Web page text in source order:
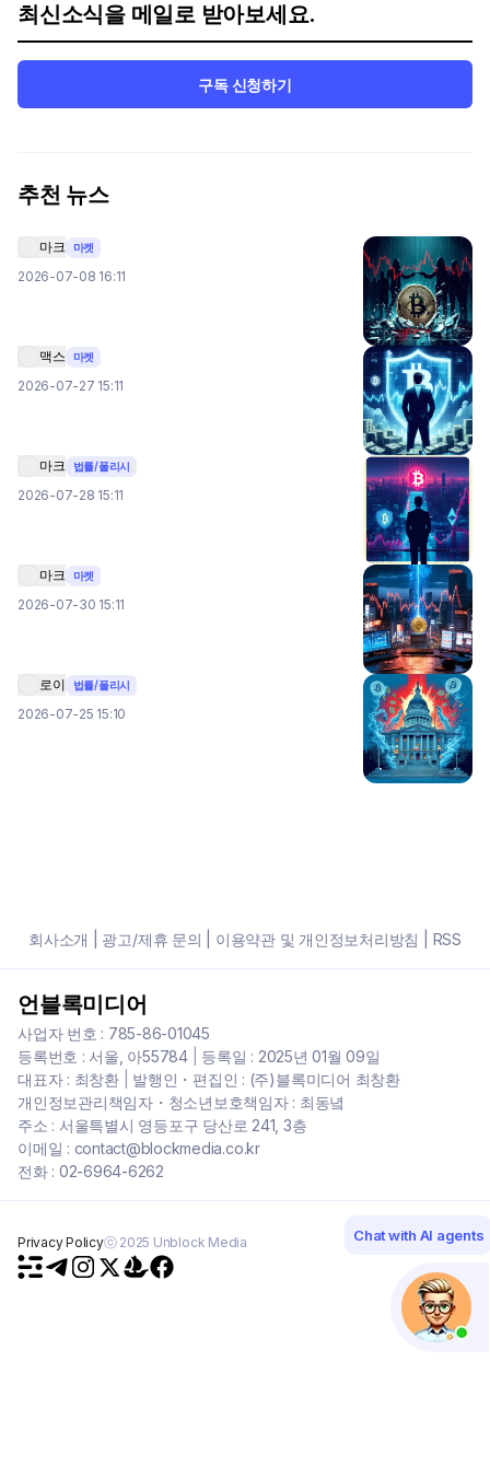
최신소식을 메일로 받아보세요.
구독 신청하기
추천 뉴스
마크 마켓
2026-07-08 16:11
맥스 마켓
2026-07-27 15:11
마크 법률/폴리시
2026-07-28 15:11
마크 마켓
2026-07-30 15:11
로이 법률/폴리시
2026-07-25 15:10
회사소개 광고/제휴 문의 이용약관 및 개인정보처리방침 RSS
언블록미디어
사업자 번호 : 785-86-01045
등록번호 : 서울, 아55784| 등록일 : 2025년 01월 09일
대표자 : 최창환| 발행인・편집인 : (주)블록미디어 최창환
개인정보관리책임자・청소년보호책임자 : 최동녘
주소 : 서울특별시 영등포구 당산로 241, 3층
이메일 : contact@blockmedia.co.kr
전화 : 02-6964-6262
Privacy Policyⓒ 2025 Unblock Media Chat with AI agents